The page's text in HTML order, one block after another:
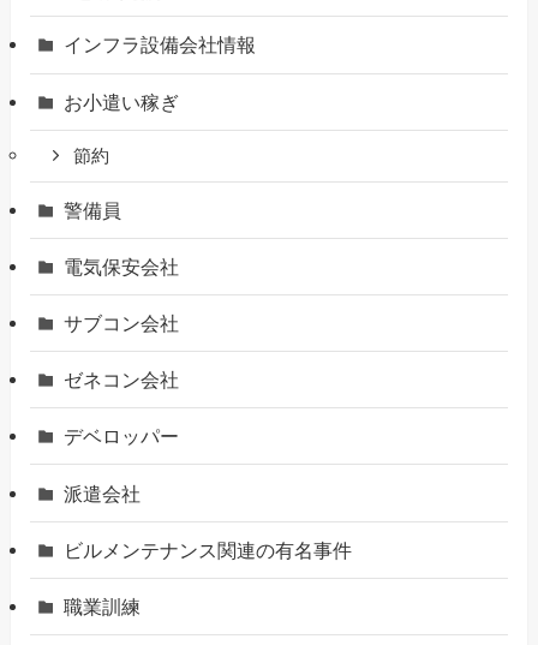
インフラ設備会社情報
お小遣い稼ぎ
節約
警備員
電気保安会社
サブコン会社
ゼネコン会社
デベロッパー
派遣会社
ビルメンテナンス関連の有名事件
職業訓練